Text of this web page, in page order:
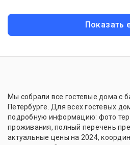
Показать
Мы собрали все гостевые дома с
Петербурге. Для всех гостевых
подробную информацию: фото
проживания, полный перечень
актуальные цены на 2024,